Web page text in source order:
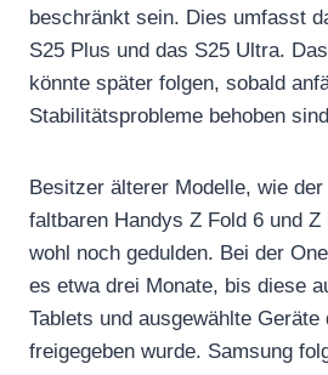
beschränkt sein. Dies umfasst
S25 Plus und das S25 Ultra.
könnte später folgen, sobald
Stabilitätsprobleme behoben
Besitzer älterer Modelle, wie
faltbaren Handys Z Fold 6 und
wohl noch gedulden. Bei der
es etwa drei Monate, bis diese
Tablets und ausgewählte Geräte
freigegeben wurde. Samsung